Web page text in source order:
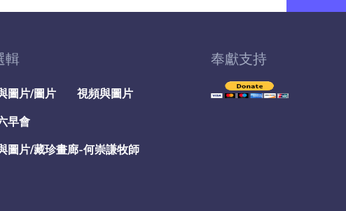
輯
圖片/圖片
視頻與圖片
早會
圖片/藏珍畫廊-何崇謙牧師
奉獻支持